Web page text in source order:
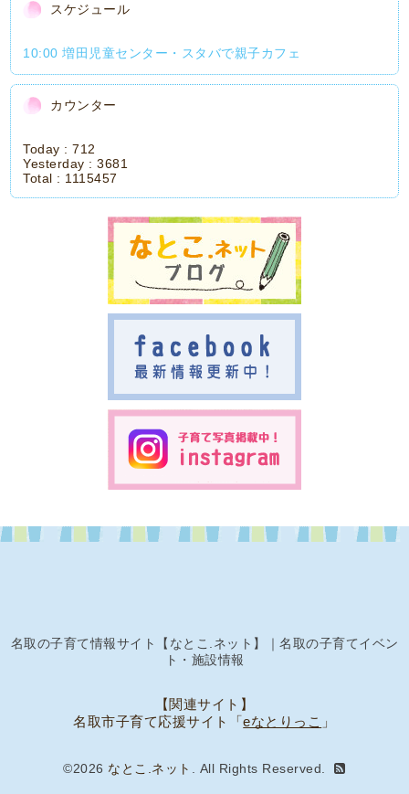
スケジュール
10:00 増田児童センター・スタバで親子カフェ
カウンター
Today :712
Yesterday :3681
Total : 1115457
名取の子育て情報サイト【なとこ.ネット】｜名取の子育てイベン
ト・施設情報
【関連サイト】
名取市子育て応援サイト「eなとりっこ 」
©2026 なとこ.ネット . All Rights Reserved.